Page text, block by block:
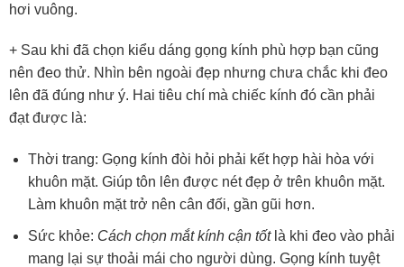
hơi vuông.
+ Sau khi đã chọn kiểu dáng gọng kính phù hợp bạn cũng
nên đeo thử. Nhìn bên ngoài đẹp nhưng chưa chắc khi đeo
lên đã đúng như ý. Hai tiêu chí mà chiếc kính đó cần phải
đạt được là:
Thời trang: Gọng kính đòi hỏi phải kết hợp hài hòa với
khuôn mặt. Giúp tôn lên được nét đẹp ở trên khuôn mặt.
Làm khuôn mặt trở nên cân đối, gần gũi hơn.
Sức khỏe: Cách chọn mắt kính cận tốtlà khi đeo vào phải
mang lại sự thoải mái cho người dùng. Gọng kính tuyệt